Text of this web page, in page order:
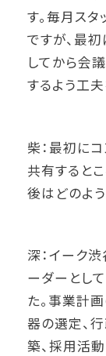
す。毎月ス
ですが、最
してから会
するよう工夫
柴：最初に
共有すると
後はどのよ
深：イーク
ーダーとし
た。事業計
器の選定、
築、採用活